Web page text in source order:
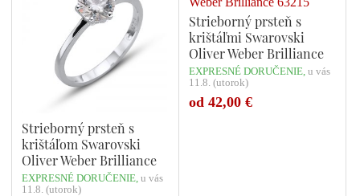
Strieborný prsteň s
krištáľom Swarovski
Oliver Weber Brilliance
Large 63222
EXPRESNÉ DORUČENIE, u vás
11.8. (utorok)
Strieborný prsteň s
krištáľmi Swarovski
Oliver Weber Brilliance
63215
EXPRESNÉ DORUČENIE, u vás
11.8. (utorok)
od 42,00 €